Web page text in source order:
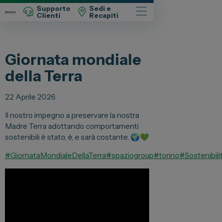
Supporto
Clienti
Sedi e
Recapiti
Fiat
Abarth
Lancia
Alfa Romeo
Jeep
Peugeot
Giornata mondiale
della Terra
22 Aprile 2026
Il nostro impegno a preservare la nostra
Madre Terra adottando comportamenti
sostenibili è stato, è, e sarà costante. 🌍💚
#GiornataMondialeDellaTerra#spaziogroup#torino